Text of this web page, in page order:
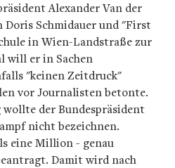
Alexander Van der
Schmidauer und "First
in Wien-Landstraße zur
will er in Sachen
"keinen Zeitdruck"
vor Journalisten betonte.
der Bundespräsident
nicht bezeichnen.
eine Million - genau
Damit wird nach